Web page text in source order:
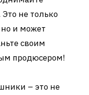
не только
но и может
своим
продюсером!
– это не